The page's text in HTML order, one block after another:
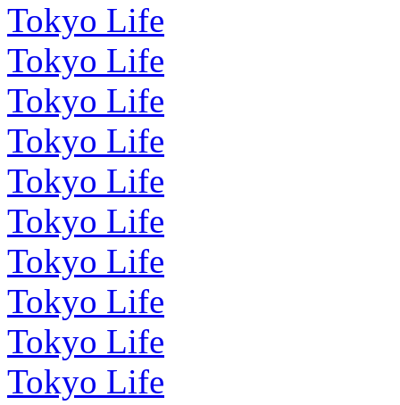
Tokyo Life
Tokyo Life
Tokyo Life
Tokyo Life
Tokyo Life
Tokyo Life
Tokyo Life
Tokyo Life
Tokyo Life
Tokyo Life